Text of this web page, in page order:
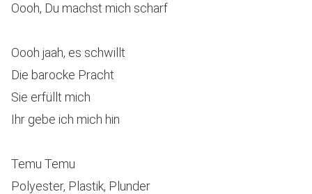
Oooh, Du machst mich scharf
Oooh jaah, es schwillt
Die barocke Pracht
Sie erfüllt mich
Ihr gebe ich mich hin
Temu Temu
Polyester, Plastik, Plunder